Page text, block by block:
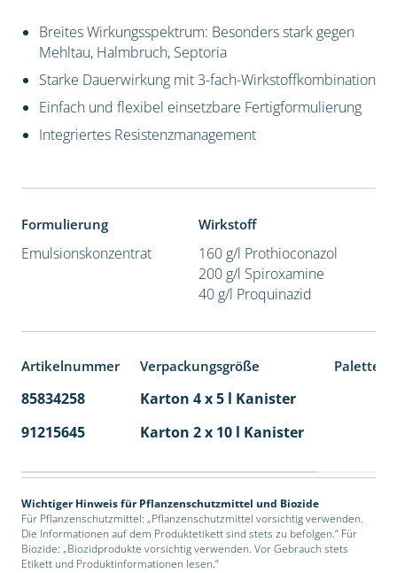
Breites Wirkungsspektrum: Besonders stark gegen
Mehltau, Halmbruch, Septoria
Starke Dauerwirkung mit 3-fach-Wirkstoffkombination
Einfach und flexibel einsetzbare Fertigformulierung
Integriertes Resistenzmanagement
Formulierung
Emulsionskonzentrat
Wirkstoff
160 g/l Prothioconazol
200 g/l Spiroxamine
40 g/l Proquinazid
Artikelnummer Verpackungsgröße
85834258 Karton 4 x 5 l Kanister
91215645
Karton 2 x 10 l Kanister
Wichtiger Hinweis für Pflanzenschutzmittel und Biozide
Für Pflanzenschutzmittel: „Pflanzenschutzmittel vorsichtig verwenden.
Die Informationen auf dem Produktetikett sind stets zu befolgen.“ Für
Biozide: „Biozidprodukte vorsichtig verwenden. Vor Gebrauch stets
Etikett und Produktinformationen lesen.“